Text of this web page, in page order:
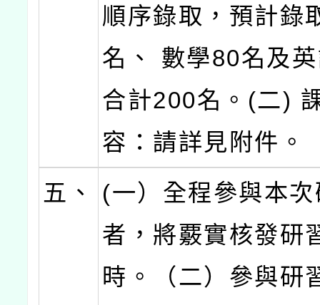
順序錄取，預計錄
名、 數學80名及
合計200名。(二)
容：請詳見附件。
五、
(一）全程參與本
者，將覈實核發研
時。（二）參與研